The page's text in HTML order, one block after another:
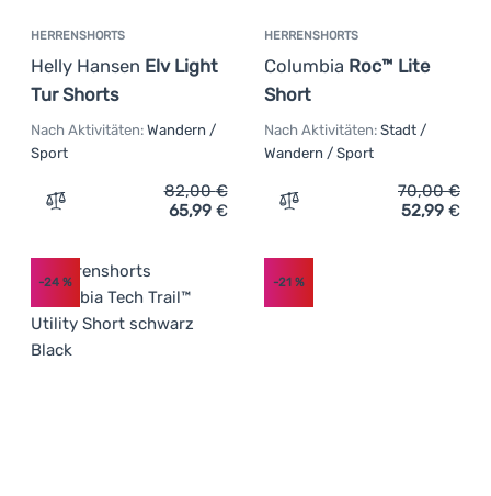
HERRENSHORTS
Helly Hansen Elv Light
Tur Shorts
Nach Aktivitäten: Wandern /
Sport
Zum Vergleich 'Herrenshorts Helly Hansen Elv Light
82,00€
65,99 €
HERRENSHORTS
Columbia Roc™ Lite
Short
Nach Aktivitäten: Stadt /
Wandern / Sport
Zum Vergleich
70,00€
52,99 €
-24 % -21%